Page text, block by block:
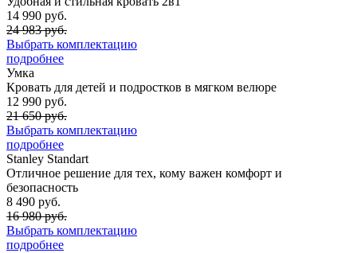
14 990 руб.
24 983 руб.
Выбрать комплектацию
подробнее
Умка
Кровать для детей и подростков в мягком велюре
12 990 руб.
21 650 руб.
Выбрать комплектацию
подробнее
Stanley Standart
Отличное решение для тех, кому важен комфорт и
безопасность
8 490 руб.
16 980 руб.
Выбрать комплектацию
подробнее